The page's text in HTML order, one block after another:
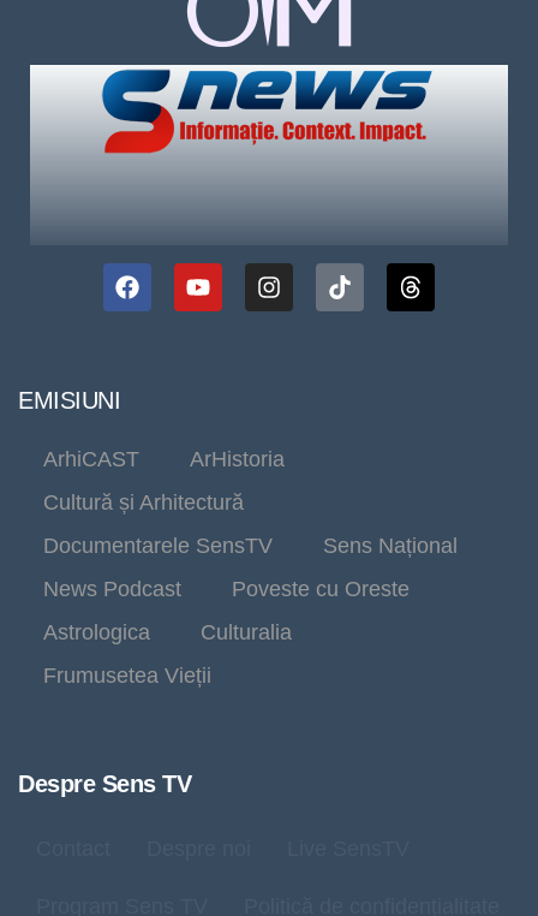
EMISIUNI
ArhiCAST
ArHistoria
Cultură și Arhitectură
Documentarele SensTV
Sens Național
News Podcast
Poveste cu Oreste
Astrologica
Culturalia
Frumusetea Vieții
Despre Sens TV